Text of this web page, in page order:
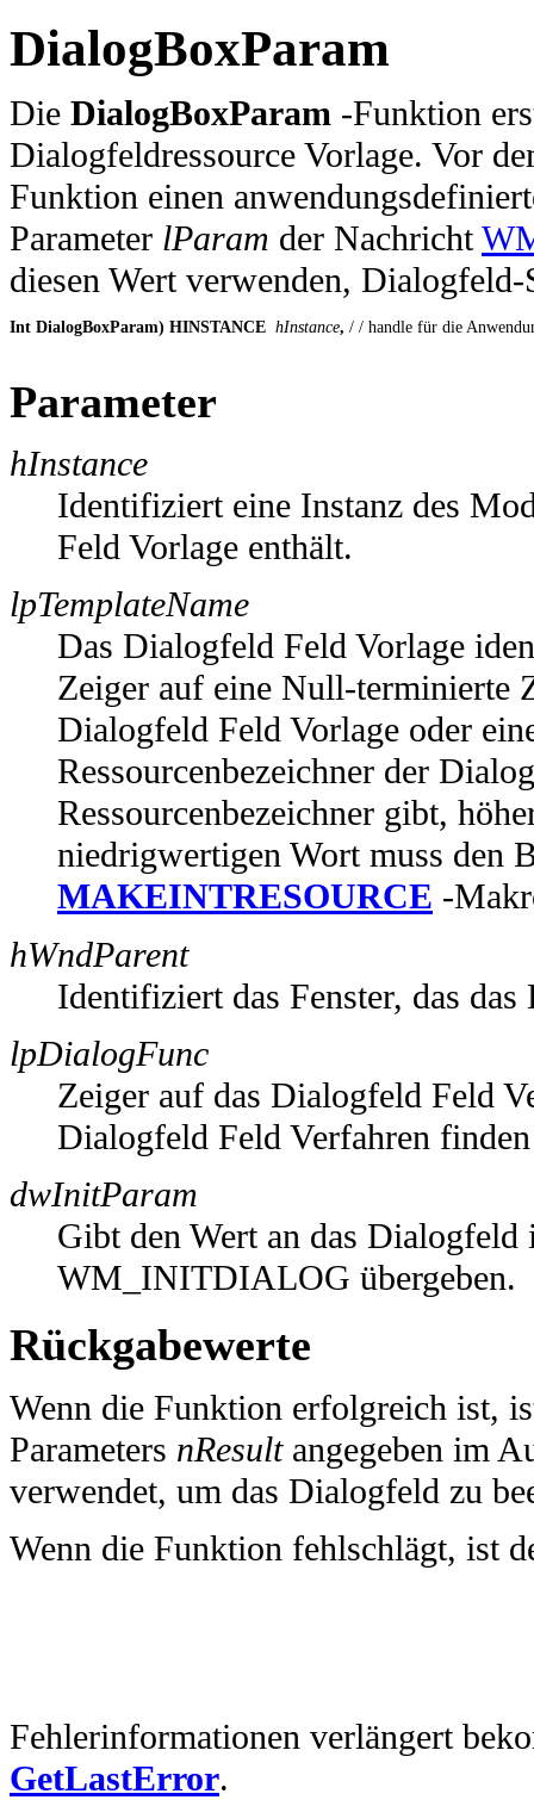
DialogBoxParam
Die DialogBoxParam -Funktion
Dialogfeldressource Vorlage. Vor
Funktion einen
Parameter lParam der Nachricht
diesen Wert verwenden,
Int DialogBoxParam) HINSTANCE hInstance, / / handle für die
Parameter
hInstance
Identifiziert eine Instanz des
Feld Vorlage enthält.
lpTemplateName
Das Dialogfeld Feld Vorlage
Zeiger auf eine Null-terminierte
Dialogfeld Feld Vorlage oder
Ressourcenbezeichner der
Ressourcenbezeichner gibt,
niedrigwertigen Wort muss den
MAKEINTRESOURCE -
hWndParent
Identifiziert das Fenster, das
lpDialogFunc
Zeiger auf das Dialogfeld Feld
Dialogfeld Feld Verfahren
dwInitParam
Gibt den Wert an das
WM_INITDIALOG übergeben.
Rückgabewerte
Wenn die Funktion erfolgreich ist,
Parameters nResultangegeben im
verwendet, um das Dialogfeld zu
Wenn die Funktion fehlschlägt, ist
Fehlerinformationen verlängert
GetLastError.